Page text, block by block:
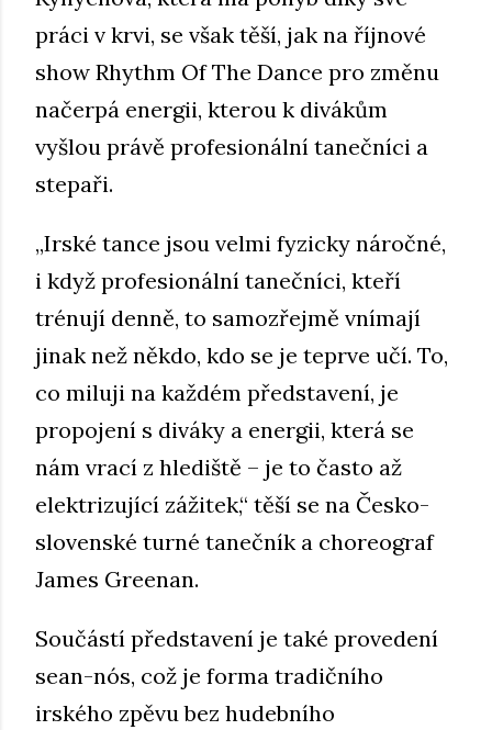
práci v krvi, se však těší, jak na říjnové
show Rhythm Of The Dance pro změnu
načerpá energii, kterou k divákům
vyšlou právě profesionální tanečníci a
stepaři.
„Irské tance jsou velmi fyzicky náročné,
i když profesionální tanečníci, kteří
trénují denně, to samozřejmě vnímají
jinak než někdo, kdo se je teprve učí. To,
co miluji na každém představení, je
propojení s diváky a energii, která se
nám vrací z hlediště – je to často až
elektrizující zážitek,“ těší se na Česko-
slovenské turné tanečník a choreograf
James Greenan.
Součástí představení je také provedení
sean-nós, což je forma tradičního
irského zpěvu bez hudebního